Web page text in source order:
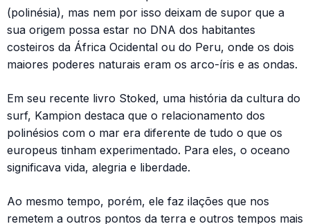
(polinésia), mas nem por isso deixam de supor que a
sua origem possa estar no DNA dos habitantes
costeiros da África Ocidental ou do Peru, onde os dois
maiores poderes naturais eram os arco-íris e as ondas.
Em seu recente livro Stoked, uma história da cultura do
surf, Kampion destaca que o relacionamento dos
polinésios com o mar era diferente de tudo o que os
europeus tinham experimentado. Para eles, o oceano
significava vida, alegria e liberdade.
Ao mesmo tempo, porém, ele faz ilações que nos
remetem a outros pontos da terra e outros tempos mais